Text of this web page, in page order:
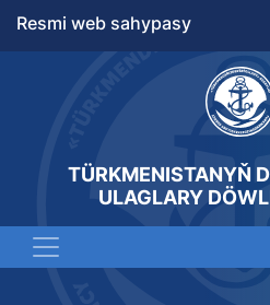
Resmi web sahypasy
TÜRKMENISTANYŇ
ULAGLARY